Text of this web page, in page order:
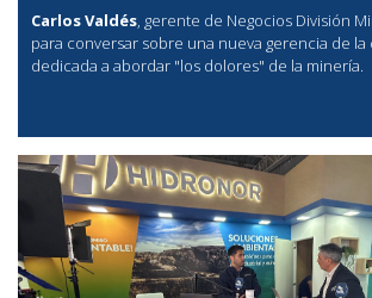
Carlos Valdés, gerente de Negocios División
para conversar sobre una nueva gerencia de la
dedicada a abordar "los dolores" de la minería.